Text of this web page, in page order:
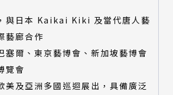
與日本 Kaikai Kiki 及當代唐人藝
藝廊合作
塞爾、東京藝博會、新加坡藝博會
覽會
美及亞洲多國巡迴展出，具備廣泛